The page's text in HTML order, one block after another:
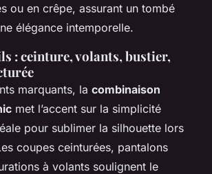
ou en crêpe, assurant un tombé
élégance intemporelle.
: ceinture, volants, bustier,
marquants, la combinaison
met l’accent sur la simplicité
pour sublimer la silhouette lors
coupes ceinturées, pantalons
à volants soulignent le